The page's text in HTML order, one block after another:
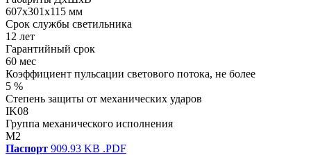
607x301x115 мм
Срок службы светильника
12 лет
Гарантийный срок
60 мес
Коэффициент пульсации светового потока, не более
5 %
Степень защиты от механических ударов
IK08
Группа механического исполнения
M2
Паспорт 909.93 KB .PDF